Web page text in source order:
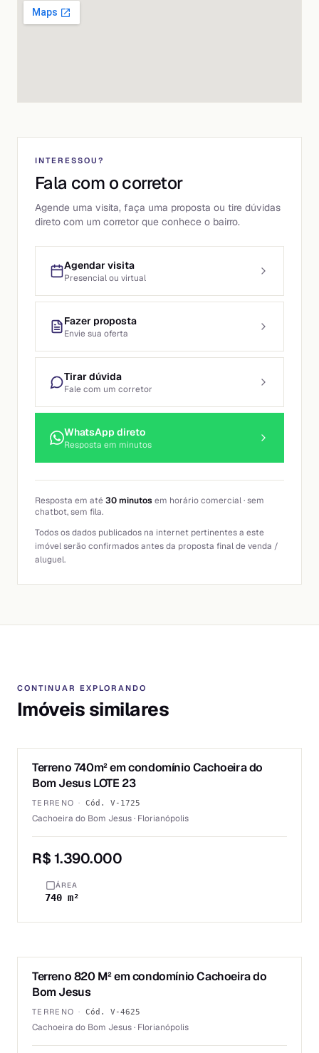
INTERESSOU?
Fala com o corretor
Agende uma visita, faça uma proposta ou tire dúvidas
direto com um corretor que conhece o bairro.
Agendar visita
Presencial ou virtual
Fazer proposta
Envie sua oferta
Tirar dúvida
Fale com um corretor
WhatsApp direto
Resposta em minutos
Resposta em até30 minutos em horário comercial · sem
chatbot, sem fila.
Todos os dados publicados na internet pertinentes a este
imóvel serão confirmados antes da proposta final de venda /
aluguel.
CONTINUAR EXPLORANDO
Imóveis similares
VENDA
Terreno 740m² em condomínio Cachoeira do
Bom Jesus LOTE 23
TERRENO · Cód. V-1725
Cachoeira do Bom Jesus · Florianópolis
R$ 1.390.000
ÁREA
740 m²
VENDA
Terreno 820 M² em condomínio Cachoeira do
Bom Jesus
TERRENO · Cód. V-4625
Cachoeira do Bom Jesus · Florianópolis